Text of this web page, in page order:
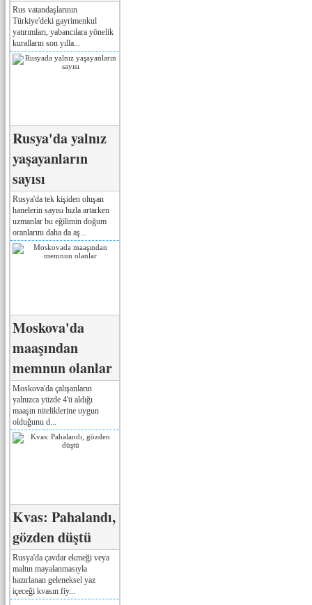
Rus vatandaşlarının
Türkiye'deki gayrimenkul
yatırımları, yabancılara yönelik
kuralların son yılla...
Rusya'da yalnız
yaşayanların
sayısı
Rusya'da tek kişiden oluşan
hanelerin sayısı hızla artarken
uzmanlar bu eğilimin doğum
oranlarını daha da aş...
Moskova'da
maaşından
memnun olanlar
Moskova'da çalışanların
yalnızca yüzde 4'ü aldığı
maaşın niteliklerine uygun
olduğunu d...
Kvas: Pahalandı,
gözden düştü
Rusya'da çavdar ekmeği veya
maltın mayalanmasıyla
hazırlanan geleneksel yaz
içeceği kvasın fiy...